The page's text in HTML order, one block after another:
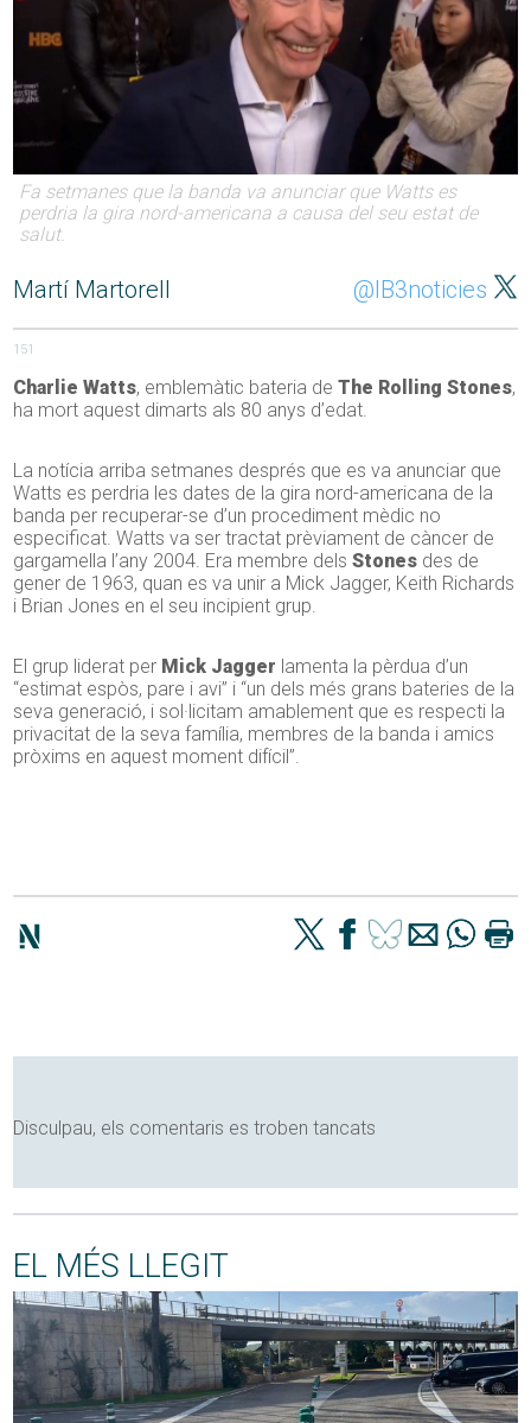
Fa setmanes que la banda va anunciar que Watts es
perdria la gira nord-americana a causa del seu estat de
salut.
Martí Martorell @IB3noticies
151
Charlie Watts, emblemàtic bateria deThe Rolling Stones,
ha mort aquest dimarts als 80 anys d’edat.
La notícia arriba setmanes després que es va anunciar que
Watts es perdria les dates de la gira nord-americana de la
banda per recuperar-se d’un procediment mèdic no
especificat. Watts va ser tractat prèviament de càncer de
gargamella l’any 2004. Era membre delsStones des de
gener de 1963, quan es va unir a Mick Jagger, Keith Richards
i Brian Jones en el seu incipient grup.
El grup liderat per Mick Jagger lamenta la pèrdua d’un
“estimat espòs, pare i avi” i “un dels més grans bateries de la
seva generació, i sol·licitam amablement que es respecti la
privacitat de la seva família, membres de la banda i amics
pròxims en aquest moment difícil”.
Disculpau, els comentaris es troben tancats
EL MÉS LLEGIT